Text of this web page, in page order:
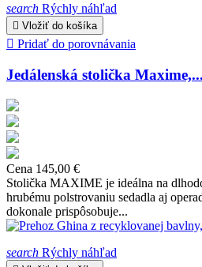
search Rýchly náhľad
 Vložiť do košíka
 Pridať do porovnávania
Jedálenská stolička Maxime,...
Cena 145,00 €
Stolička MAXIME je ideálna na
hrubému polstrovaniu sedadla aj
dokonale prispôsobuje...
search Rýchly náhľad